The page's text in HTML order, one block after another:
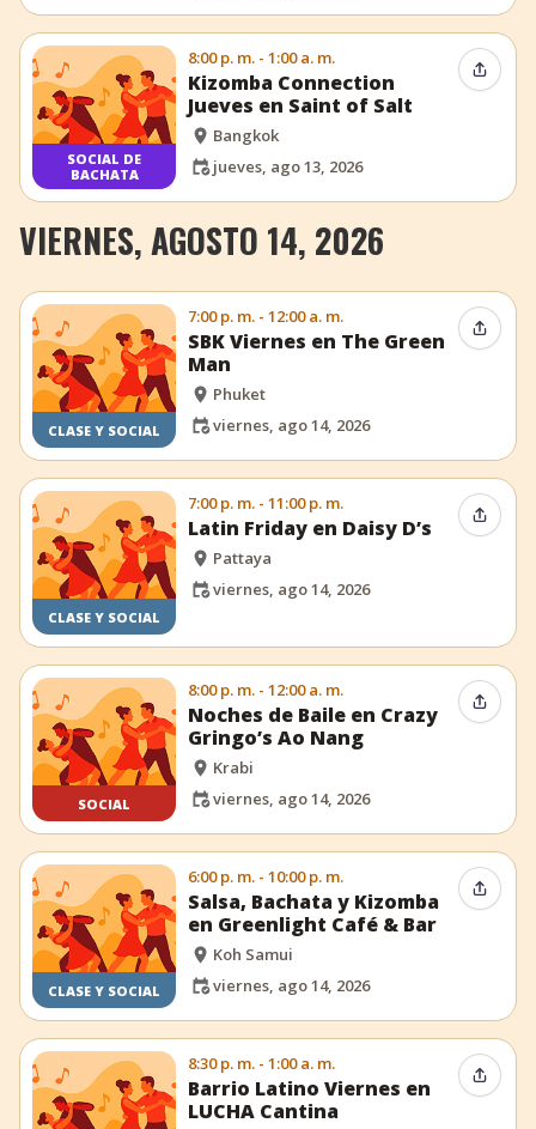
SOCIAL DE
BACHATA
8:00 p. m. - 1:00 a. m.
Kizomba Connection
Jueves en Saint of Salt
Bangkok
jueves, ago 13, 2026
VIERNES, AGOSTO 14, 2026
CLASE Y SOCIAL
7:00 p. m. - 12:00 a. m.
SBK Viernes en The Green
Man
Phuket
viernes, ago 14, 2026
CLASE Y SOCIAL
7:00 p. m. - 11:00 p. m.
Latin Friday en Daisy D’s
Pattaya
viernes, ago 14, 2026
SOCIAL
8:00 p. m. - 12:00 a. m.
Noches de Baile en Crazy
Gringo’s Ao Nang
Krabi
viernes, ago 14, 2026
CLASE Y SOCIAL
6:00 p. m. - 10:00 p. m.
Salsa, Bachata y Kizomba
en Greenlight Café & Bar
Koh Samui
viernes, ago 14, 2026
8:30 p. m. - 1:00 a. m.
Barrio Latino Viernes en
LUCHA Cantina